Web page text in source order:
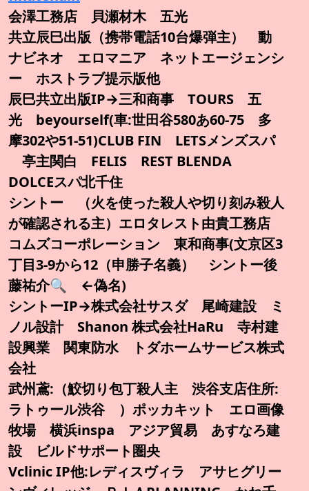
会澤工務店 貝瀬材木 五光
共立辰巳出版（携帯電話10台爆弾主） 動
ナビネオ エロマニア ネットエージェンシ
ー ホストラブ提示版他
辰巳共立出版IP→三和商事 TOURS 五
光 beyourself(車:世田谷580あ60-75 多
摩302や51-51)CLUB FIN LETSメンズスパ
亭主関白 FELIS REST BLENDA
DOLCEスパ北千住
シントー （火を使った殺人や切り刻み殺人
が確認される主）エロタレスト由貴工務店
コムズコーポレーション 東和商事(文京区3
丁目3-9から12（申勝子名義） シントー後
藤祐介🔍️ ←偽名)
シントーIP→株式会社サスダ 尾崎建設 ミ
ノル設計 Shanon 株式会社HaRu 寺村建
設興業 関東防水 トダホームサービス株式
会社
武州鳶:（鮫切り包丁殺人主 渋谷支店住所:
ラトゥール渋谷 ）ポッカキット エロ画像
牧場 横浜inspa アジア貿易 あすなろ建
設 ビルドサポート圏央
Vclinic IP他:レディスヴィラ アサヒグリー